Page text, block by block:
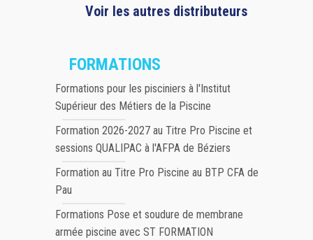
Voir les autres distributeurs
FORMATIONS
Formations pour les pisciniers à l'Institut
Supérieur des Métiers de la Piscine
Formation 2026-2027 au Titre Pro Piscine et
sessions QUALIPAC à l'AFPA de Béziers
Formation au Titre Pro Piscine au BTP CFA de
Pau
Formations Pose et soudure de membrane
armée piscine avec ST FORMATION